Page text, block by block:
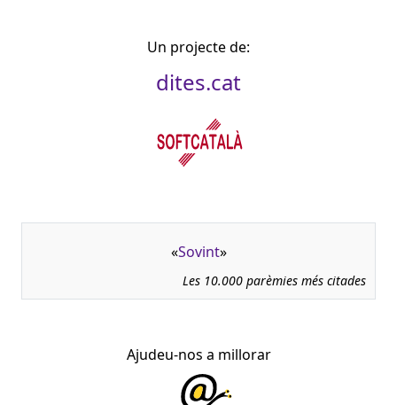
Un projecte de:
dites.cat
«Sovint»
Les 10.000 parèmies més citades
Ajudeu-nos a millorar